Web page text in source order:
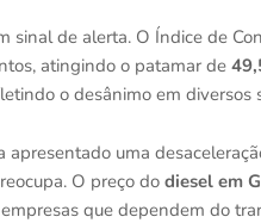
sinal de alerta. O Índice de
atingindo o patamar de
o desânimo em diversos
uma
O preço do diesel em
que dependem do